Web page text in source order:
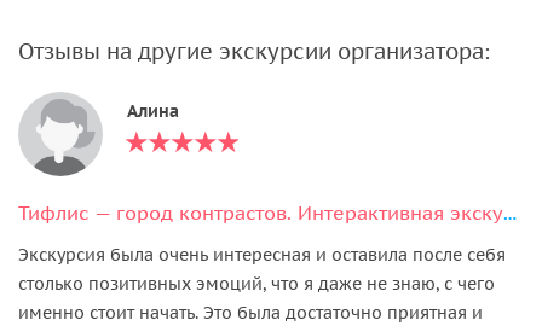
Отзывы на другие экскурсии организатора:
Алина
Тифлис — город контрастов. Интерактивная экскурсия + дегустация вина.
Экскурсия была очень интересная и оставила после себя
столько позитивных эмоций, что я даже не знаю, с чего
именно стоит начать. Это была достаточно приятная и